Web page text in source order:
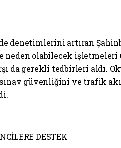
denetimlerini artıran
olabilecek işletmeleri
da gerekli tedbirleri aldı.
güvenliğini ve trafik
DESTEK